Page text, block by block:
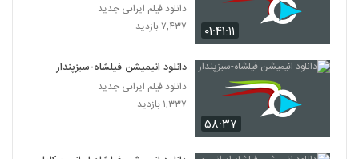
۰۱:۴۱:۱۱
دانلود فیلم ایرانی جدید
۷,۴۳۷ بازدید
۵۸:۳۷
دانلود انیمیشن فیلشاه-سبزپندار
دانلود فیلم ایرانی جدید
۱,۳۳۷ بازدید